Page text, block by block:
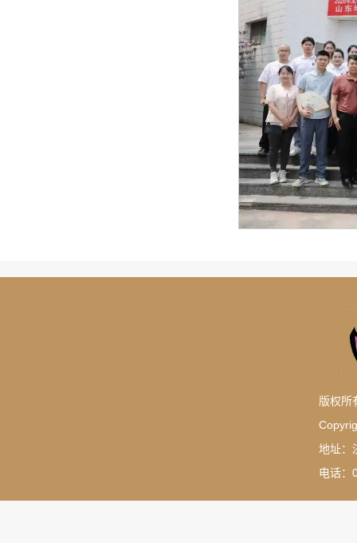
版权所
地址：
电话：